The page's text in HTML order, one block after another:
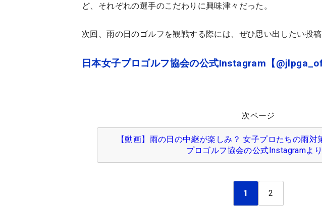
ど、それぞれの選手のこだわりに興味津々だった。
次回、雨の日のゴルフを観戦する際には、ぜひ思い出したい投稿
日本女子プロゴルフ協会の公式Instagram【
次ページ
【動画】雨の日の中継が楽しみ？ 女子プロたちの雨対
プロゴルフ協会の公式Instagramより
1 2